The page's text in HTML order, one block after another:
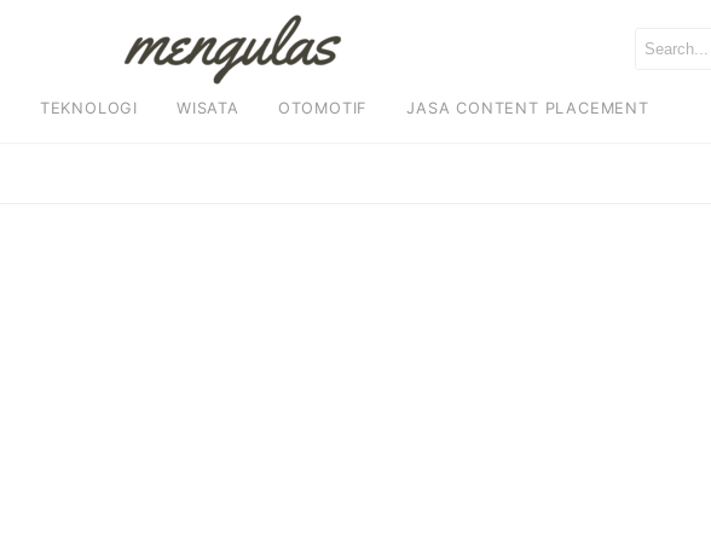
TEKNOLOGI WISATA OTOMOTIF JASA CONTENT PLACEMENT